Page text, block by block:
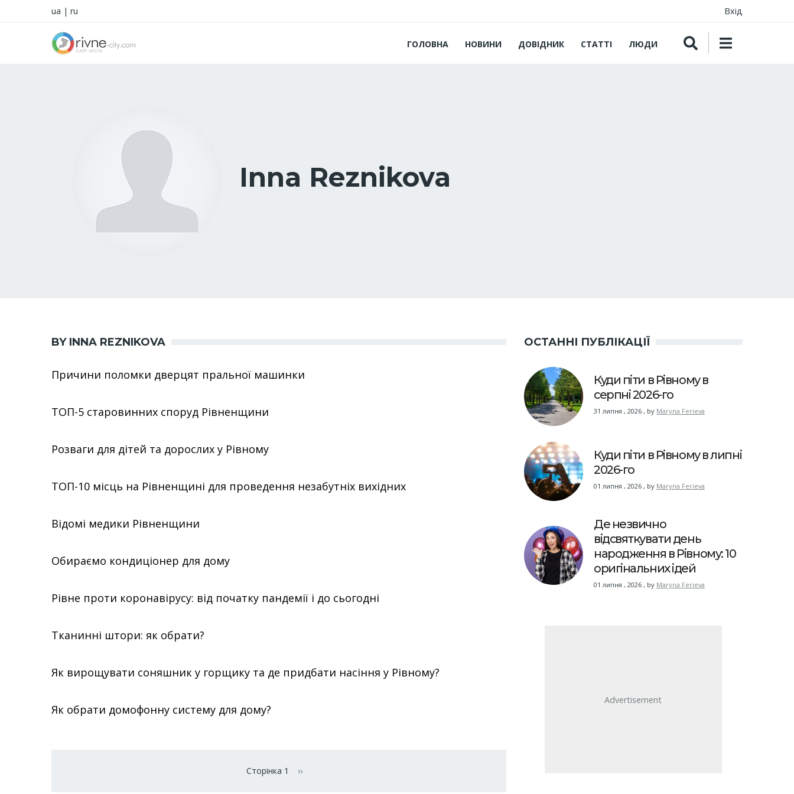
ua | ru Вхід
ГОЛОВНА НОВИНИ ДОВІДНИК СТАТТІ ЛЮДИ
Inna Reznikova
BY INNA REZNIKOVA
Причини поломки дверцят пральної машинки
ТОП-5 старовинних споруд Рівненщини
Розваги для дітей та дорослих у Рівному
ТОП-10 місць на Рівненщині для проведення незабутніх вихідних
Відомі медики Рівненщини
Обираємо кондиціонер для дому
Рівне проти коронавірусу: від початку пандемії і до сьогодні
Тканинні штори: як обрати?
Як вирощувати соняшник у горщику та де придбати насіння у Рівному?
Як обрати домофонну систему для дому?
Сторінка 1 Наступна сторінка
››
ОСТАННІ ПУБЛІКАЦІЇ
Куди піти в Рівному в
серпні 2026-го
31 липня , 2026 , by Maryna Ferieva
Куди піти в Рівному в липні
2026-го
01 липня , 2026 , by Maryna Ferieva
Де незвично
відсвяткувати день
народження в Рівному: 10
оригінальних ідей
01 липня , 2026 , by Maryna Ferieva
Advertisement